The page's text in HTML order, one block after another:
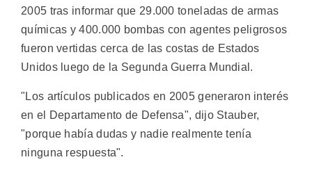
2005 tras informar que 29.000 toneladas de armas
químicas y 400.000 bombas con agentes peligrosos
fueron vertidas cerca de las costas de Estados
Unidos luego de la Segunda Guerra Mundial.
"Los artículos publicados en 2005 generaron interés
en el Departamento de Defensa", dijo Stauber,
"porque había dudas y nadie realmente tenía
ninguna respuesta".